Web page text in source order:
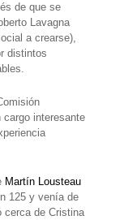
de que se
Lavagna
a crearse),
distintos
cargo interesante
Martín Lousteau
125 y venía de
cerca de Cristina